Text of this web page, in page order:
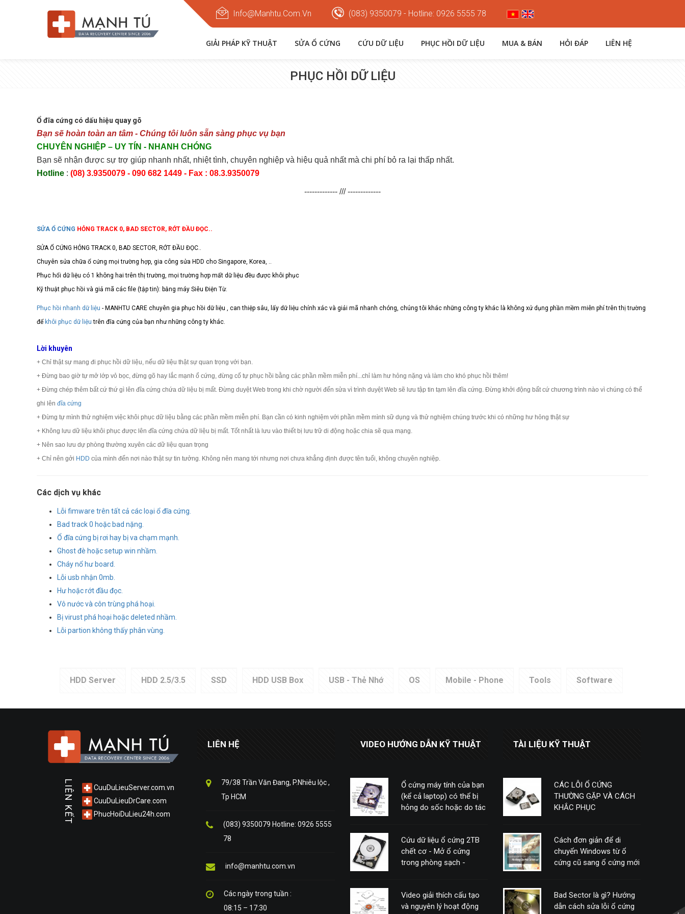
Info@manhtu.com.vn (083) 9350079 - Hotline: 0926 5555 78
GIẢI PHÁP KỸ THUẬT SỬA Ổ CỨNG CỨU DỮ LIỆU PHỤC HỒI DỮ LIỆU MUA & BÁN HỎI ĐÁP LIÊN HỆ
PHỤC HỒI DỮ LIỆU
Ổ đĩa cứng có dấu hiệu quay gõ
Bạn sẽ hoàn toàn an tâm - Chúng tôi luôn sẵn sàng phục vụ bạn
CHUYÊN NGHIỆP – UY TÍN - NHANH CHÓNG
Bạn sẽ nhận được sự trợ giúp nhanh nhất, nhiệt tình, chuyên nghiệp và hiệu quả nhất mà chi phí bỏ ra lại thấp nhất.
Hotline : (08) 3.9350079 - 090 682 1449 - Fax : 08.3.9350079
------------- /// -------------
SỬA Ổ CỨNG HỎNG TRACK 0, BAD SECTOR, RỚT ĐẦU ĐỌC..
SỬA Ổ CỨNG HỎNG TRACK 0, BAD SECTOR, RỚT ĐẦU ĐỌC..
Chuyên sửa chữa ổ cứng mọi trường hợp, gia công sửa HDD cho Singapore, Korea, ..
Phục hổi dữ liệu có 1 không hai trên thị trường, mọi trường hợp mất dữ liệu đều được khôi phục
Kỹ thuật phục hồi và giả mã các file (tập tin): bằng máy Siêu Điện Từ.
Phục hồi nhanh dữ liệu - MANHTU CARE chuyên gia phục hồi dữ liệu , can thiệp sâu, lấy dữ liệu chính xác và giải mã nhanh chóng, chúng tôi khác những công ty khác là không xử dụng phần mềm miễn phí trên thị trường
để khôi phục dữ liệu trên đĩa cứng của bạn như những công ty khác.
Lời khuyên
+ Chỉ thật sự mang đi phục hồi dữ liệu, nếu dữ liệu thật sự quan trọng với bạn.
+ Đừng bao giờ tự mở lớp vỏ bọc, đừng gõ hay lắc mạnh ổ cứng, đừng cố tự phục hồi bằng các phần mềm miễn phí...chỉ làm hư hỏng nặng và làm cho khó phục hồi thêm!
+ Đừng chép thêm bất cứ thứ gì lên đĩa cứng chứa dữ liệu bị mất. Đừng duyệt Web trong khi chờ người đến sửa vì trình duyệt Web sẽ lưu tập tin tạm lên đĩa cứng. Đừng khởi động bất cứ chương trình nào vì chúng có thể
ghi lên đĩa cứng
+ Đừng tự mình thử nghiệm việc khôi phục dữ liệu bằng các phần mềm miễn phí. Bạn cần có kinh nghiệm với phần mềm mình sữ dụng và thử nghiệm chúng trước khi có những hư hỏng thật sự
+ Không lưu dữ liệu khôi phục được lên đĩa cứng chứa dữ liệu bị mất. Tốt nhất là lưu vào thiết bị lưu trữ di động hoặc chia sẽ qua mạng.
+ Nên sao lưu dự phòng thường xuyên các dữ liệu quan trọng
+ Chỉ nên gởi HDD của mình đến nơi nào thật sự tin tưởng. Không nên mang tới nhưng nơi chưa khẳng định được tên tuổi, không chuyên nghiệp.
Các dịch vụ khác
Lỗi fimware trên tất cả các loại ổ đĩa cứng.
Bad track 0 hoặc bad nặng.
Ổ đĩa cứng bị rơi hay bị va chạm mạnh.
Ghost đè hoặc setup win nhầm.
Cháy nổ hư board.
Lỗi usb nhận 0mb.
Hư hoặc rớt đầu đọc.
Vô nước và côn trùng phá hoại.
Bị virust phá hoại hoặc deleted nhầm.
Lỗi partion không thấy phân vùng.
HDD Server HDD 2.5/3.5 SSD HDD USB Box USB - Thẻ Nhớ OS Mobile - Phone Tools Software
LIÊN KẾT
CuuDuLieuServer.com.vn
CuuDuLieuDrCare.com
PhucHoiDuLieu24h.com
LIÊN HỆ
79/38 Trần Văn Đang, P.Nhiêu lộc ,
Tp HCM
(083) 9350079 Hotline: 0926 5555
78
info@manhtu.com.vn
Các ngày trong tuần :
08:15 – 17:30
VIDEO HƯỚNG DẪN KỸ THUẬT
Ổ cứng máy tính của bạn
(kể cả laptop) có thể bị
hỏng do sốc hoặc do tác
Cứu dữ liệu ổ cứng 2TB
chết cơ - Mở ổ cứng
trong phòng sạch -
Video giải thích cấu tạo
và nguyên lý hoạt động
TÀI LIỆU KỸ THUẬT
CÁC LỖI Ổ CỨNG
THƯỜNG GẶP VÀ CÁCH
KHẮC PHỤC
Cách đơn giản để di
chuyển Windows từ ổ
cứng cũ sang ổ cứng mới
Bad Sector là gì? Hướng
dẫn cách sửa lỗi ổ cứng